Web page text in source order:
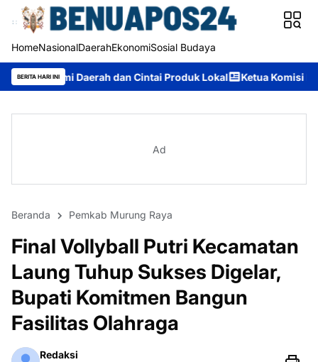
HomeNasionalDaerahEkonomiSosial Budaya
BERITA HARI INI
dan Cintai Produk Lokal Ketua Komisi II DPRD Murung
Ad
Beranda Pemkab Murung Raya
Final Vollyball Putri Kecamatan
Laung Tuhup Sukses Digelar,
Bupati Komitmen Bangun
Fasilitas Olahraga
Redaksi